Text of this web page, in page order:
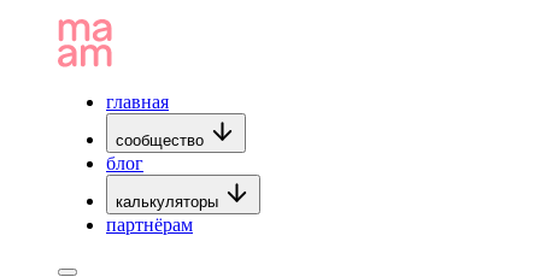
главная
сообщество
блог
калькуляторы
партнёрам